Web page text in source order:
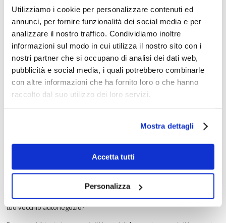
Utilizziamo i cookie per personalizzare contenuti ed
annunci, per fornire funzionalità dei social media e per
analizzare il nostro traffico. Condividiamo inoltre
informazioni sul modo in cui utilizza il nostro sito con i
nostri partner che si occupano di analisi dei dati web,
pubblicità e social media, i quali potrebbero combinarle
con altre informazioni che ha fornito loro o che hanno
raccolto dal suo utilizzo dei loro servizi.
Mostra dettagli
Accetta tutti
Personalizza
Acconsento al trattamento dei dati personali ai sensi delReg. UE
n.679/2016 (GDPR).
Sei alla ricerca di un autonegozio usato? Vuoi progettare e realizzare
il tuo "camion per mercati" con tutti gli accessori per rendere più
comoda la tua attività di tutti i giorni? Devi dare una bella sistemata al
tuo vecchio autonegozio?